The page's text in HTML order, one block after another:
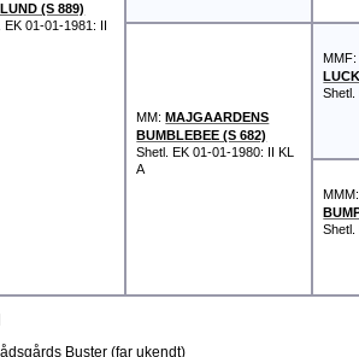
(S 889)
EK 01-01-1981: II
MM: MAJGAARDENS
BUMBLEBEE (S 682)
Shetl.
EK 01-01-1980: II KL
A
MMF:
Shetl.
MMM:
Shetl.
Buster (far ukendt)